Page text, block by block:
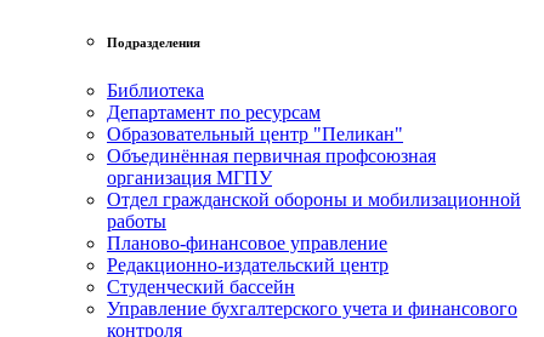
Подразделения
Библиотека
Департамент по ресурсам
Образовательный центр "Пеликан"
Объединённая первичная профсоюзная
организация МГПУ
Отдел гражданской обороны и мобилизационной
работы
Планово-финансовое управление
Редакционно-издательский центр
Студенческий бассейн
Управление бухгалтерского учета и финансового
контроля